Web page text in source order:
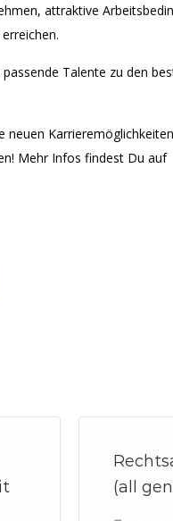
attraktive
Talente zu den
Mehr Infos findest Du auf
(all